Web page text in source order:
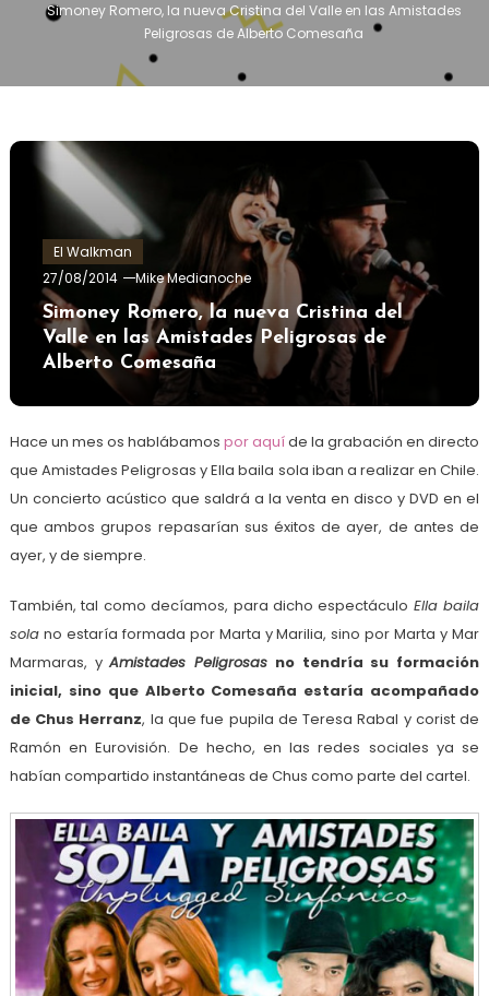
Simoney Romero, la nueva Cristina del Valle en las Amistades
Peligrosas de Alberto Comesaña
El Walkman
27/08/2014
Mike Medianoche
Simoney Romero, la nueva Cristina del
Valle en las Amistades Peligrosas de
Alberto Comesaña
Hace un mes os hablábamos por aquíde la grabación en directo
que Amistades Peligrosas y Ella baila sola iban a realizar en Chile.
Un concierto acústico que saldrá a la venta en disco y DVD en el
que ambos grupos repasarían sus éxitos de ayer, de antes de
ayer, y de siempre.
También, tal como decíamos, para dicho espectáculo Ella baila
solano estaría formada por Marta y Marilia, sino por Marta y Mar
Marmaras, yAmistades Peligrosas no tendría su formación
inicial, sino que Alberto Comesaña estaría acompañado
de Chus Herranz, la que fue pupila de Teresa Rabal y corist de
Ramón en Eurovisión. De hecho, en las redes sociales ya se
habían compartido instantáneas de Chus como parte del cartel.